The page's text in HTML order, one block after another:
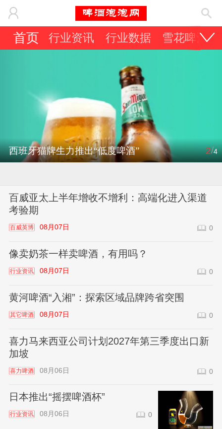
首页 行业资讯 行业数据 雪花啤酒
西班牙猫牌生力推出“低度啤酒” 2/4
百威亚太上半年增收不增利：高端化进入渠道
考验期
百威英博 08月07日 0
像卖奶茶一样卖啤酒，有用吗？
行业资讯 08月07日 0
黄河啤酒“入湘”：探索区域品牌跨省突围
其它啤酒 08月07日 0
喜力马来西亚公司计划2027年第三季度出口新
加坡
喜力啤酒 08月06日 0
日本推出“摇摆啤酒杯”
行业资讯 08月06日 0